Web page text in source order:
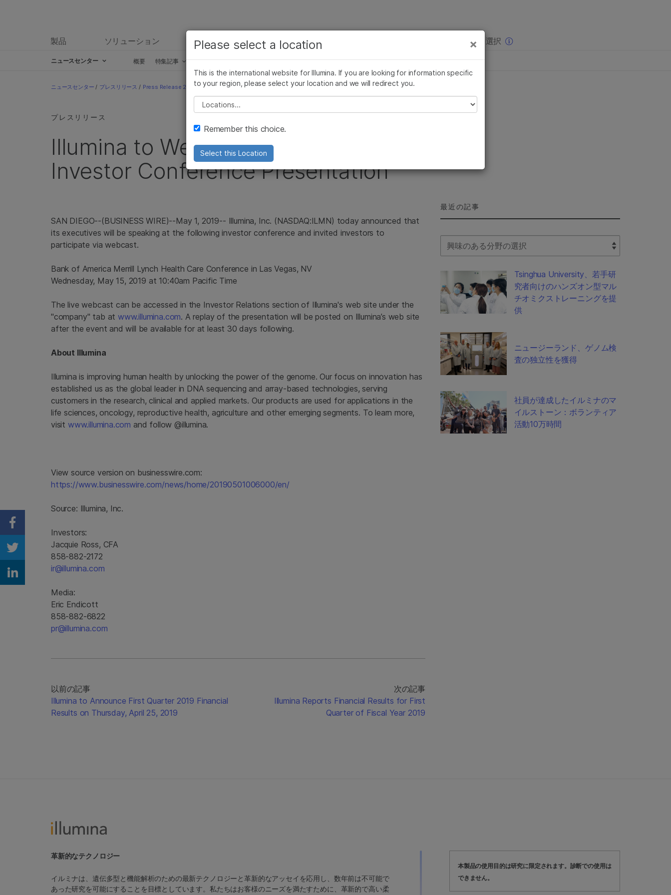
製品 ソリューション ラーニング 企業情報 お気に入りの分野を選択
ニュースセンター 概要 特集記事 プレスリリース イメージ & マルチメディア SomaLogicとイルミナの統合
ニュースセンター / プレスリリース / Press Release 2019 / Illumina to Webcast Upcoming Investor Conference Presentation
プレスリリース
Illumina to Webcast Upcoming
Investor Conference Presentation
SAN DIEGO--(BUSINESS WIRE)--May 1, 2019-- Illumina, Inc. (NASDAQ:ILMN) today announced that
its executives will be speaking at the following investor conference and invited investors to
participate via webcast.
Bank of America Merrill Lynch Health Care Conference in Las Vegas, NV
Wednesday, May 15, 2019 at10:40am Pacific Time
The live webcast can be accessed in the Investor Relations section of Illumina's web site under the
"company" tab atwww.illumina.com. A replay of the presentation will be posted on Illumina’s web site
after the event and will be available for at least 30 days following.
About Illumina
Illumina is improving human health by unlocking the power of the genome. Our focus on innovation has
established us as the global leader in DNA sequencing and array-based technologies, serving
customers in the research, clinical and applied markets. Our products are used for applications in the
life sciences, oncology, reproductive health, agriculture and other emerging segments. To learn more,
visit www.illumina.com and follow @illumina.
View source version on businesswire.com:
https://www.businesswire.com/news/home/20190501006000/en/
Source: Illumina, Inc.
Investors:
Jacquie Ross, CFA
858-882-2172
ir@illumina.com
Media:
Eric Endicott
858-882-6822
pr@illumina.com
以前の記事
Illumina to Announce First Quarter 2019 Financial
Results on Thursday, April 25, 2019
次の記事
Illumina Reports Financial Results for First
Quarter of Fiscal Year 2019
最近の記事
Select Filter
Tsinghua University、若手研
究者向けのハンズオン型マル
チオミクストレーニングを提
供
ニュージーランド、ゲノム検
査の独立性を獲得
社員が達成したイルミナのマ
イルストーン：ボランティア
活動10万時間
Share on Facebook
Share on Twitter
Share on Linkedin
本製品の使用目的は研究に限定されます。診断での使用は
できません。
革新的なテクノロジー
イルミナは、遺伝多型と機能解析のための最新テクノロジーと革新的なアッセイを応用し、数年前は不可能で
あった研究を可能にすることを目標としています。私たちはお客様のニーズを満たすために、革新的で高い柔
×
Please select a location
This is the international website for Illumina. If you are looking for information specific
to your region, please select your location and we will redirect you.
Please select a location
Remember this choice.
Select this Location
お気に入りの分野を選択すると、関連性の高いコンテン
ツへのリンクが表示されます:
×
微生物研究
農学研究
複雑な疾患
生殖医学
遺伝性および希少疾患研究